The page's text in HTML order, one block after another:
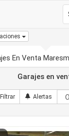
En Venta
Garajes en